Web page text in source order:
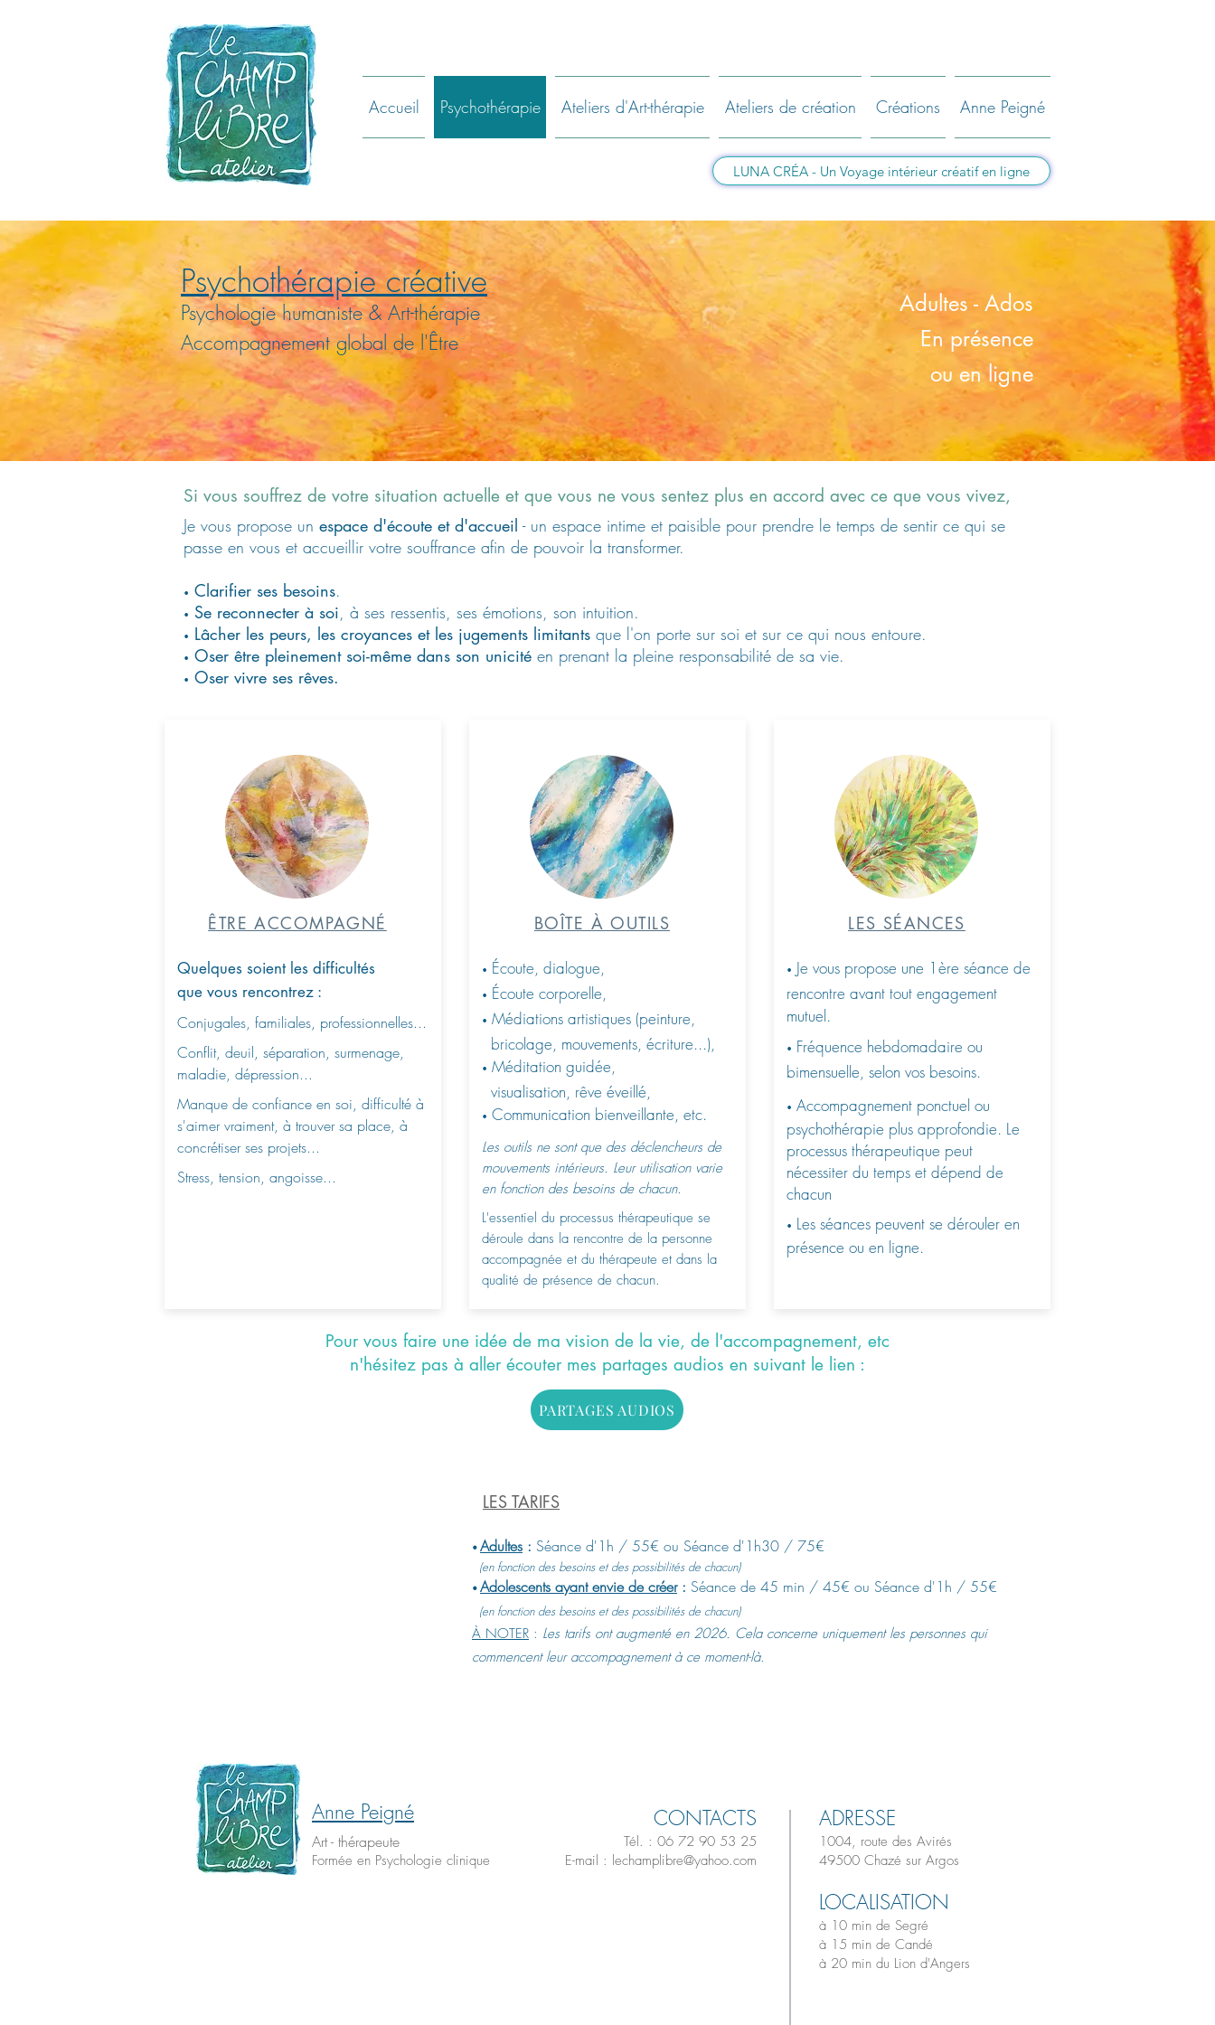
Accueil Psychothérapie Ateliers d'Art-thérapie Ateliers de création Créations Anne Peigné
LUNA CRÉA - Un Voyage intérieur créatif en ligne
Psychothérapie créative
Psychologie humaniste & Art-thérapie
Accompagnement global de l'Être
Adultes - Ados
En présence
ou en ligne
Si vous souffrez de votre situation actuelle et que vous ne vous sentez plus en accord avec ce que vous vivez,
Je vous propose un espace d'écoute et d'accueil - un espace intime et paisible pour prendre le temps de sentir ce qui se
passe en vous et accueillir votre souffrance afin de pouvoir la transformer.
• Clarifier ses besoins.
• Se reconnecter à soi, à ses ressentis, ses émotions, son intuition.
• Lâcher les peurs, les croyances et les jugements limitants que l'on porte sur soi et sur ce qui nous entoure.
• Oser être pleinement soi-même dans son unicité en prenant la pleine responsabilité de sa vie.
• Oser vivre ses rêves.
ÊTRE ACCOMPAGNÉ
Quelques soient les difficultés
que vous rencontrez :
Conjugales, familiales, professionnelles...
Conflit, deuil, séparation, surmenage,
maladie, dépression...
Manque de confiance en soi, difficulté à
s'aimer vraiment, à trouver sa place, à
concrétiser ses projets...
Stress, tension, angoisse...
BOÎTE À OUTILS
• Écoute, dialogue,
• Écoute corporelle,
• Médiations artistiques (peinture,
bricolage, mouvements, écriture...),
• Méditation guidée,
visualisation, rêve éveillé,
• Communication bienveillante, etc.
Les outils ne sont que des déclencheurs de
mouvements intérieurs. Leur utilisation varie
en fonction des besoins de chacun.
L'essentiel du processus thérapeutique se
déroule dans la rencontre de la personne
accompagnée et du thérapeute et dans la
qualité de présence de chacun.
LES SÉANCES
• Je vous propose une 1ère séance de
rencontre avant tout engagement
mutuel.
• Fréquence hebdomadaire ou
bimensuelle, selon vos besoins.
• Accompagnement ponctuel ou
psychothérapie plus approfondie. Le
processus thérapeutique peut
nécessiter du temps et dépend de
chacun
• Les séances peuvent se dérouler en
présence ou en ligne.
Pour vous faire une idée de ma vision de la vie, de l'accompagnement, etc
n'hésitez pas à aller écouter mes partages audios en suivant le lien :
PARTAGES AUDIOS
LES TARIFS
• Adultes : Séance d'1h / 55€ ou Séance d'1h30 / 75€
(en fonction des besoins et des possibilités de chacun)
• Adolescents ayant envie de créer: Séance de 45 min / 45€ ou Séance d'1h / 55€
(en fonction des besoins et des possibilités de chacun)
À NOTER : Les tarifs ont augmenté en 2026. Cela concerne uniquement les personnes qui
commencent leur accompagnement à ce moment-là.
Anne Peigné
Art - thérapeute
Formée en Psychologie clinique
CONTACTS
Tél. : 06 72 90 53 25
E-mail : lechamplibre@yahoo.com
ADRESSE
1004, route des Avirés
49500 Chazé sur Argos
LOCALISATION
à 10 min de Segré
à 15 min de Candé
à 20 min du Lion d'Angers